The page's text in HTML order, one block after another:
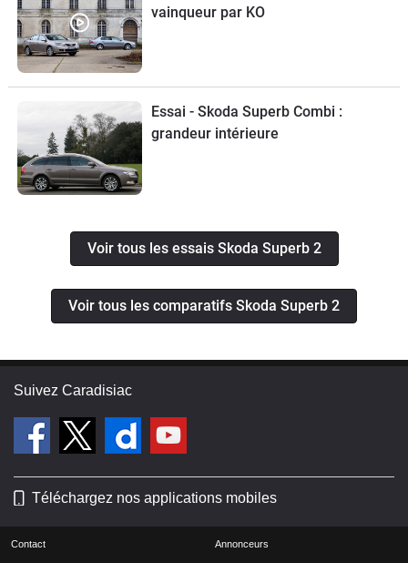
vainqueur par KO
Essai - Skoda Superb Combi :
grandeur intérieure
Voir tous les essais Skoda Superb 2
Voir tous les comparatifs Skoda Superb 2
Suivez Caradisiac
Téléchargez nos applications mobiles
Contact Annonceurs